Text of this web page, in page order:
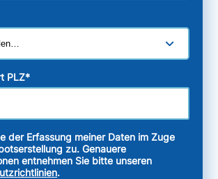
PLZ*
der Erfassung meiner Daten im Zuge
zu. Genauere
entnehmen Sie bitte unseren
.